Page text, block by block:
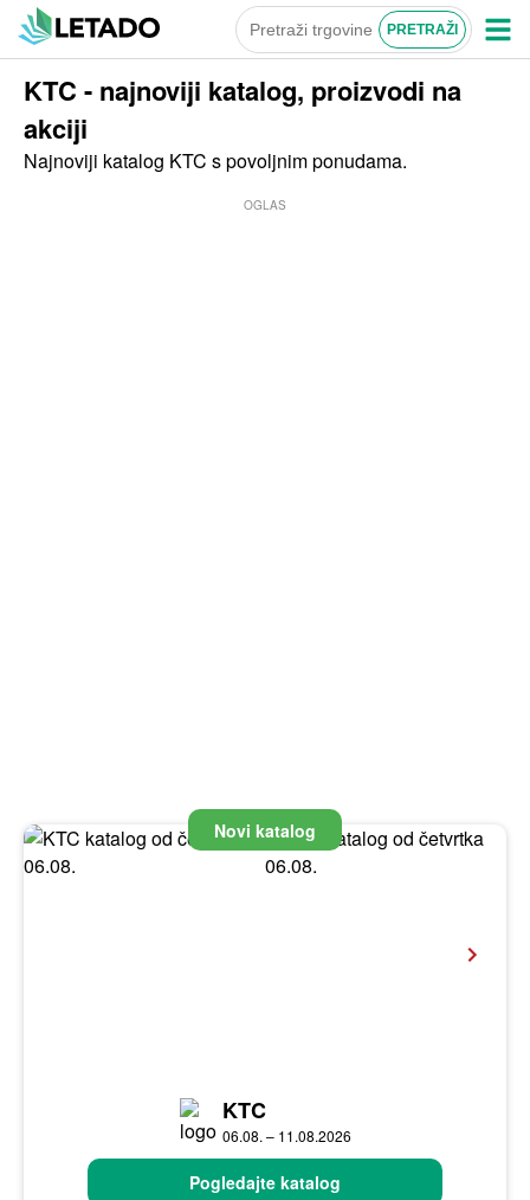
KTC - najnoviji katalog, proizvodi na
akciji
Najnoviji katalog KTC s povoljnim ponudama.
OGLAS
Novi katalog
KTC
06.08. – 11.08.2026
Pogledajte katalog